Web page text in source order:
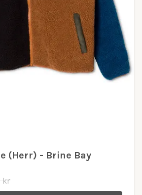
(Herr) - Brine Bay
kr